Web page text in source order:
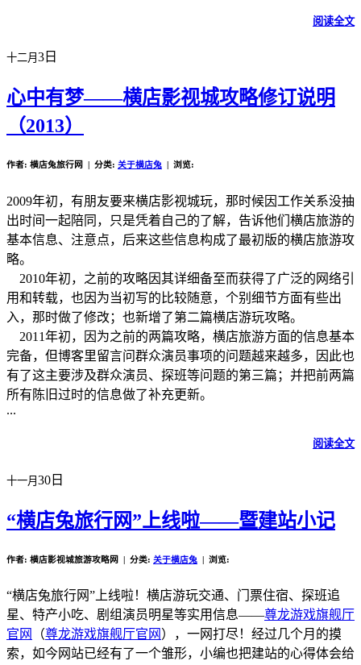
阅读全文
十二月 3日
心中有梦——横店影视城攻略修订说明
（2013）
作者: 横店兔旅行网 | 分类: 关于横店兔 | 浏览:
2009年初，有朋友要来横店影视城玩，那时候因工作关系没抽
出时间一起陪同，只是凭着自己的了解，告诉他们横店旅游的
基本信息、注意点，后来这些信息构成了最初版的横店旅游攻
略。
2010年初，之前的攻略因其详细备至而获得了广泛的网络引
用和转载，也因为当初写的比较随意，个别细节方面有些出
入，那时做了修改；也新增了第二篇横店游玩攻略。
2011年初，因为之前的两篇攻略，横店旅游方面的信息基本
完备，但博客里留言问群众演员事项的问题越来越多，因此也
有了这主要涉及群众演员、探班等问题的第三篇；并把前两篇
所有陈旧过时的信息做了补充更新。
...
阅读全文
十一月 30日
“横店兔旅行网”上线啦——暨建站小记
作者: 横店影视城旅游攻略网 | 分类: 关于横店兔 | 浏览:
“横店兔旅行网”上线啦！横店游玩交通、门票住宿、探班追
星、特产小吃、剧组演员明星等实用信息——尊龙游戏旗舰厅
官网
（尊龙游戏旗舰厅官网 ），一网打尽！经过几个月的摸
索，如今网站已经有了一个雏形，小编也把建站的心得体会给